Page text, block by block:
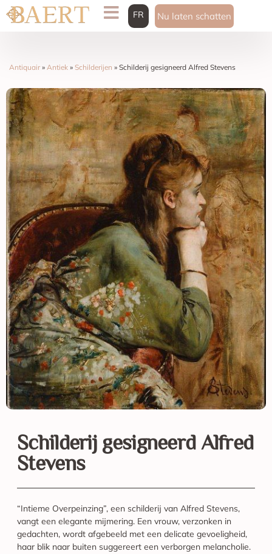
FR Nu laten schatten
Antiquair» Antiek » Schilderijen » Schilderij gesigneerd Alfred Stevens
Schilderij gesigneerd Alfred
Stevens
“Intieme Overpeinzing”, een schilderij van Alfred Stevens,
vangt een elegante mijmering. Een vrouw, verzonken in
gedachten, wordt afgebeeld met een delicate gevoeligheid,
haar blik naar buiten suggereert een verborgen melancholie.